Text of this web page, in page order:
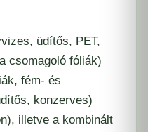
üdítős, PET,
csomagoló fóliák)
fém- és
konzerves)
illetve a kombinált